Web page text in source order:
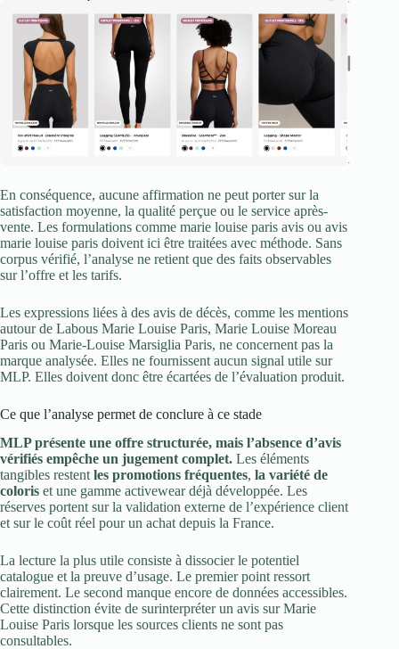
En conséquence, aucune affirmation ne peut porter sur la
satisfaction moyenne, la qualité perçue ou le service après-
vente. Les formulations comme marie louise paris avis ou avis
marie louise paris doivent ici être traitées avec méthode. Sans
corpus vérifié, l’analyse ne retient que des faits observables
sur l’offre et les tarifs.
Les expressions liées à des avis de décès, comme les mentions
autour de Labous Marie Louise Paris, Marie Louise Moreau
Paris ou Marie-Louise Marsiglia Paris, ne concernent pas la
marque analysée. Elles ne fournissent aucun signal utile sur
MLP. Elles doivent donc être écartées de l’évaluation produit.
Ce que l’analyse permet de conclure à ce stade
MLP présente une offre structurée, mais l’absence d’avis
vérifiés empêche un jugement complet. Les éléments
tangibles restent les promotions fréquentes, la variété de
coloris et une gamme activewear déjà développée. Les
réserves portent sur la validation externe de l’expérience client
et sur le coût réel pour un achat depuis la France.
La lecture la plus utile consiste à dissocier le potentiel
catalogue et la preuve d’usage. Le premier point ressort
clairement. Le second manque encore de données accessibles.
Cette distinction évite de surinterpréter un avis sur Marie
Louise Paris lorsque les sources clients ne sont pas
consultables.